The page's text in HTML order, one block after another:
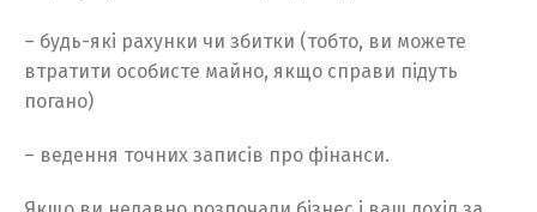
– будь-які рахунки чи збитки (тобто, ви можете
втратити особисте майно, якщо справи підуть
погано)
– ведення точних записів про фінанси.